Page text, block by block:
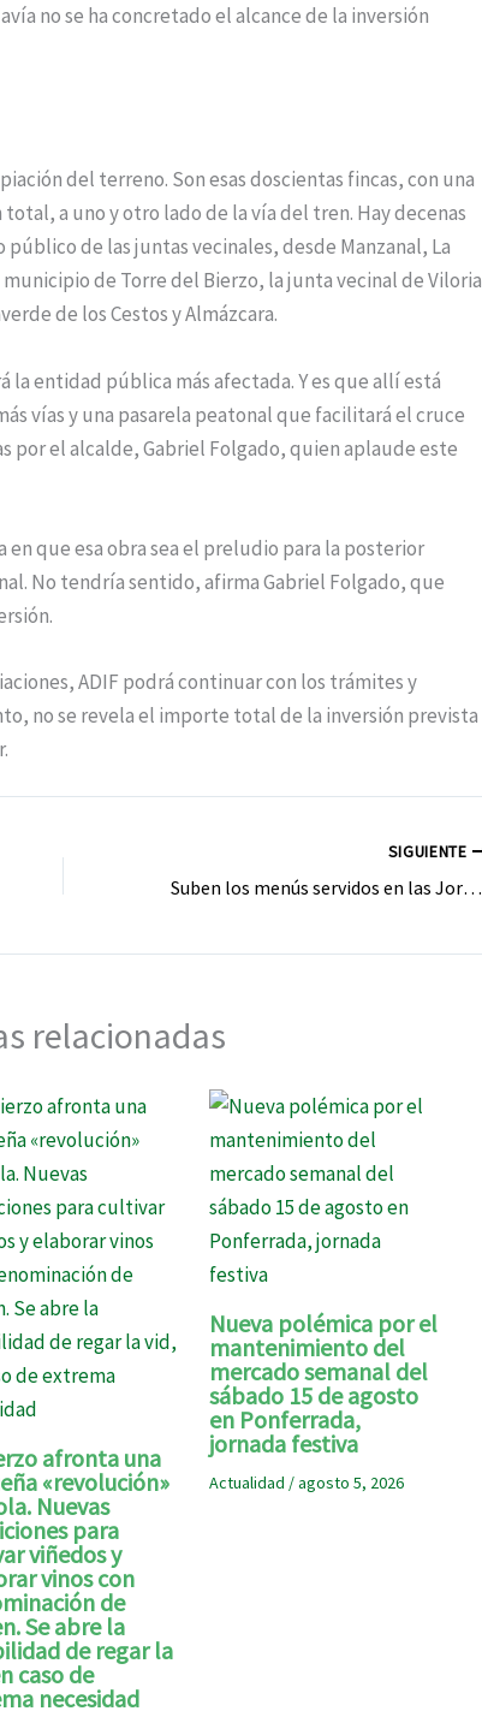
no se ha concretado el alcance de la inversión
del terreno. Son esas doscientas fincas, con una
a uno y otro lado de la vía del tren. Hay decenas
de las juntas vecinales, desde Manzanal, La
de Torre del Bierzo, la junta vecinal de Viloria
de los Cestos y Almázcara.
entidad pública más afectada. Y es que allí está
vías y una pasarela peatonal que facilitará el cruce
por el alcalde, Gabriel Folgado, quien aplaude este
que esa obra sea el preludio para la posterior
No tendría sentido, afirma Gabriel Folgado, que
ADIF podrá continuar con los trámites y
no se revela el importe total de la inversión prevista
SIGUIENTE
Suben los menús servidos en las Jornadas Gastronómicas y bajan las personas que pasaron por el Centro de Recepción de Médulas
relacionadas
afronta una
«revolución»
Nuevas
para
viñedos y
vinos con
de
Se abre la
de regar la
caso de
necesidad
Nueva polémica por el
mantenimiento del
mercado semanal del
sábado 15 de agosto
en Ponferrada,
jornada festiva
Actualidad /agosto 5, 2026